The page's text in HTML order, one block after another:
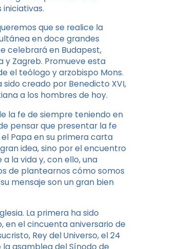
que se realice la
en doce grandes
celebrará en Budapest,
y Zagreb. Promueve esta
el teólogo y arzobispo Mons.
creado por Benedicto XVI,
a los hombres de hoy.
la fe de siempre teniendo en
pensar que presentar la fe
Papa en su primera carta
idea, sino por el encuentro
la vida y, con ello, una
de plantearnos cómo somos
mensaje son un gran bien
La primera ha sido
en el cincuenta aniversario de
Rey del Universo, el 24
la asamblea del Sínodo de